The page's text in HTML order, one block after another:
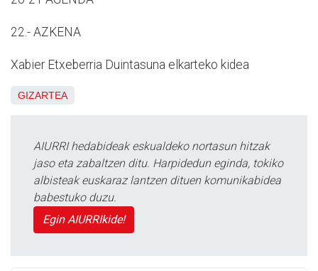
22.- AZKENA
Xabier Etxeberria Duintasuna elkarteko kidea
GIZARTEA
AIURRI hedabideak eskualdeko nortasun hitzak
jaso eta zabaltzen ditu. Harpidedun eginda, tokiko
albisteak euskaraz lantzen dituen komunikabidea
babestuko duzu.
Egin AIURRIkide!